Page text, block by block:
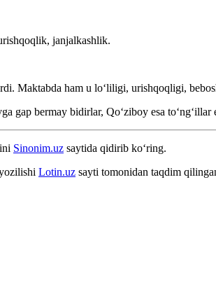
janjalkashlik.
Maktabda ham u loʻliligi, urishqoqligi,
gap bermay bidirlar, Qoʻziboy esa toʻngʻillar
Sinonim.uz saytida qidirib ko‘ring.
Lotin.uz sayti tomonidan taqdim